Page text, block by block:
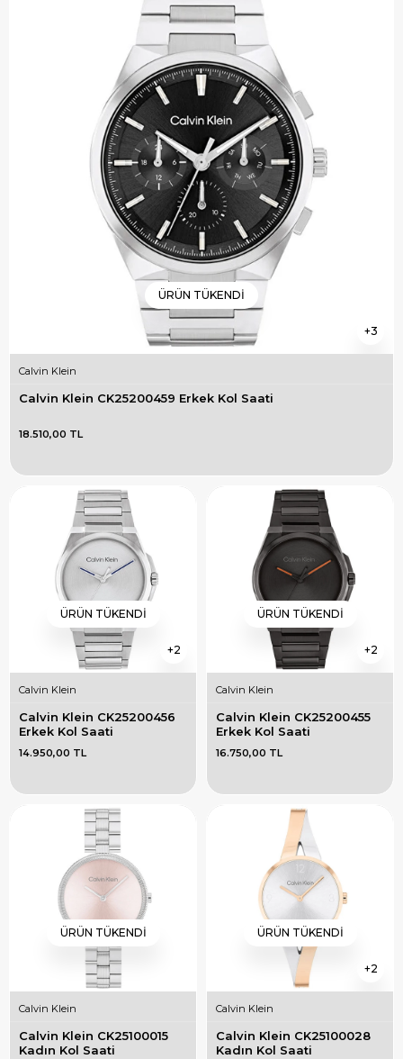
3
ÜRÜN TÜKENDI
Calvin Klein
Calvin Klein CK25200459 Erkek Kol Saati
18.510,00 TL
2
ÜRÜN TÜKENDI
Calvin Klein
Calvin Klein CK25200456
Erkek Kol Saati
14.950,00 TL
2
ÜRÜN TÜKENDI
Calvin Klein
Calvin Klein CK25200455
Erkek Kol Saati
16.750,00 TL
ÜRÜN TÜKENDI
Calvin Klein
Calvin Klein CK25100015
Kadın Kol Saati
2
ÜRÜN TÜKENDI
Calvin Klein
Calvin Klein CK25100028
Kadın Kol Saati